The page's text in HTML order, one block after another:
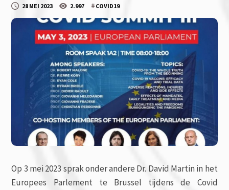
28 MEI 2023 2.997 # COVID19
Op 3 mei 2023 sprak onder andere Dr. David Martin in het
Europees Parlement te Brussel tijdens de Covid